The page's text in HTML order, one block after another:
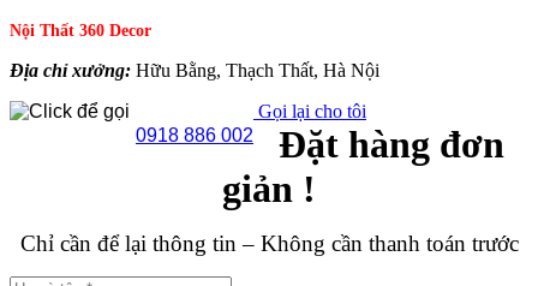
Nội Thất 360 Decor
Địa chỉ xưởng: Hữu Bằng, Thạch Thất, Hà Nội
0918 886 002
Gọi lại cho tôi
Đặt hàng đơn
giản !
Chỉ cần để lại thông tin – Không cần thanh toán trước